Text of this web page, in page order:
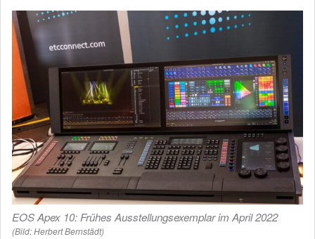
EOS Apex 10: Frühes Ausstellungsexemplar im April 2022
(Bild: Herbert Bernstädt)